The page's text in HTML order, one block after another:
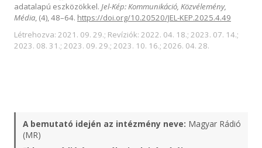
adatalapú eszközökkel. Jel-Kép: Kommunikáció, Közvélemény,
Média, (4), 48–64. https://doi.org/10.20520/JEL-KEP.2025.4.49
Létrehozva: 2021. 09. 29.; Revíziók: 2022. 04. 18.; 2023. 07. 14.;
2023. 08. 31.; 2023. 09. 29.; 2023. 10. 16.; 2026. 04. 28.
A bemutató idején az intézmény neve: Magyar Rádió
(MR)